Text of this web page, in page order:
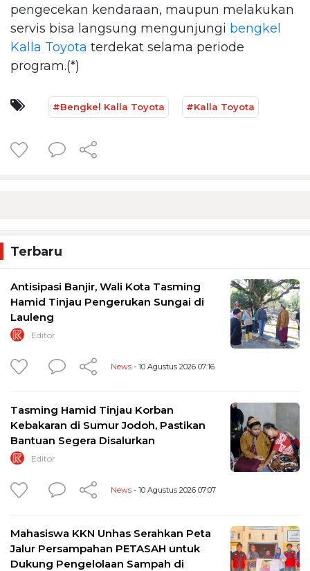
pengecekan kendaraan, maupun melakukan
servis bisa langsung mengunjungi bengkel
Kalla Toyota terdekat selama periode
program.(*)
#Bengkel Kalla Toyota #Kalla Toyota
Terbaru
Antisipasi Banjir, Wali Kota Tasming
Hamid Tinjau Pengerukan Sungai di
Lauleng
Editor
News - 10 Agustus 2026 07:16
Tasming Hamid Tinjau Korban
Kebakaran di Sumur Jodoh, Pastikan
Bantuan Segera Disalurkan
Editor
News - 10 Agustus 2026 07:07
Mahasiswa KKN Unhas Serahkan Peta
Jalur Persampahan PETASAH untuk
Dukung Pengelolaan Sampah di